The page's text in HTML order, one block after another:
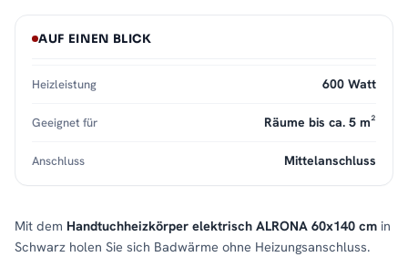
Mit dem Handtuchheizkörper elektrisch ALRONA 60x140 cm in
Schwarz holen Sie sich Badwärme ohne Heizungsanschluss.
AUF EINEN BLICK
Heizleistung 600 Watt
Geeignet für Räume bis ca. 5 m²
Anschluss Mittelanschluss